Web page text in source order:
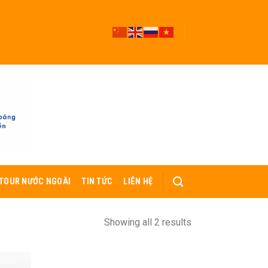
NƯỚC NGOÀI TIN TỨC LIÊN HỆ
Showing all 2 results